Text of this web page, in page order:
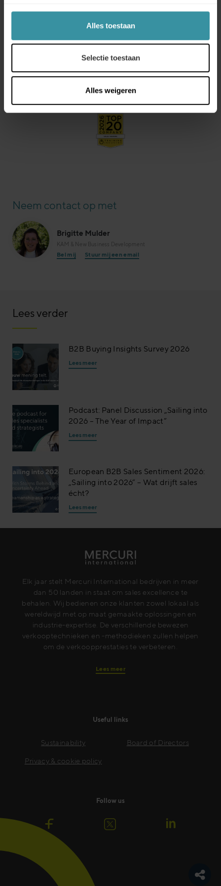
Alles toestaan
Selectie toestaan
Alles weigeren
tijdschriften, webinars, podcasts, onderzoeken en
rapporten van Training Industry genereren jaarlijks meer
lijsten met de 20 beste trainingsbedrijven bedrijfsleiders
helpen bij het vinden van de juiste trainingspartners. Ga
https://trainingindustry.com/rfp.
Neem contact op met
Brigitte Mulder
KAM & New Business Development
Bel mij Stuur mij een email
Lees verder
B2B Buying Insights Survey 2026
Lees meer
Podcast: Panel Discussion „Sailing into
2026 – The Year of Impact”
Lees meer
European B2B Sales Sentiment 2026:
„Sailing into 2026“ – Wat drijft sales
écht?
Lees meer
Elk jaar stelt Mercuri International bedrijven in meer
dan 50 landen in staat om sales excellence te
behalen. Wij bedienen onze klanten zowel lokaal als
wereldwijd met op maat gemaakte oplossingen en
industrie-expertise. De verschillende bewezen
verkooptechnieken en -methodieken zullen helpen
om de verkoopprestaties te verbeteren.
Lees meer
Useful links
Sustainability
Privacy & cookie policy
Board of Directors
Follow us